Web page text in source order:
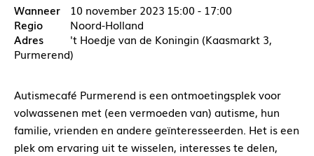
10 november 2023 15:00 - 17:00
Noord-Holland
't Hoedje van de Koningin (Kaasmarkt 3,
Purmerend)
Autismecafé Purmerend is een ontmoetingsplek voor
volwassenen met (een vermoeden van) autisme, hun
familie, vrienden en andere geïnteresseerden. Het is een
plek om ervaring uit te wisselen, interesses te delen,